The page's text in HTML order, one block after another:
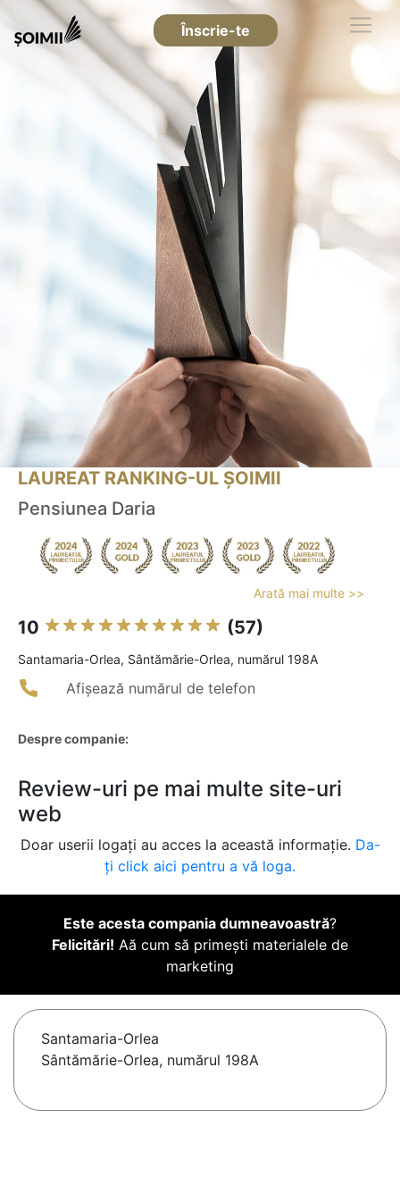
Înscrie-te
LAUREAT RANKING-UL ȘOIMII
Pensiunea Daria
Arată mai multe >>
10 (57)
Santamaria-Orlea, Sântămărie-Orlea, numărul 198A
Afișează numărul de telefon
Despre companie:
Review-uri pe mai multe site-uri
web
Doar userii logați au acces la această informație. Da-
ți click aici pentru a vă loga.
Este acesta compania dumneavoastră?
Felicitări! Aă cum să primești materialele de
marketing
Santamaria-Orlea
Sântămărie-Orlea, numărul 198A